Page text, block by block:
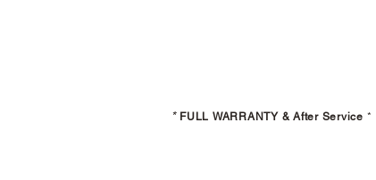
* FULL WARRANTY & After Service *